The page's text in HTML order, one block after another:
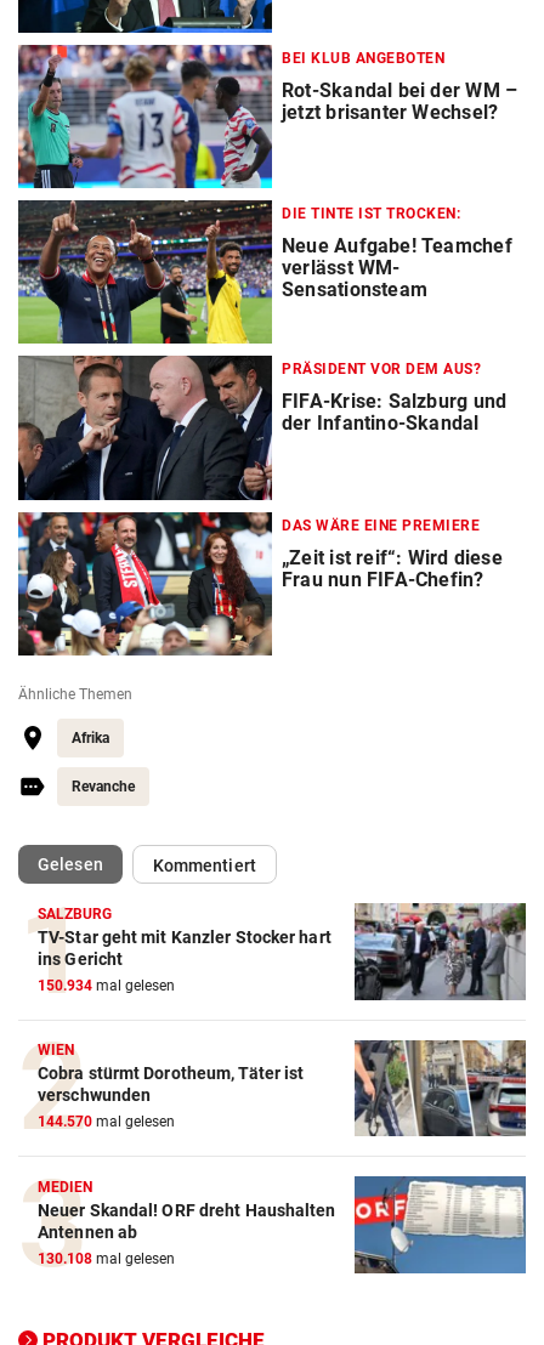
BEI KLUB ANGEBOTEN
Rot-Skandal bei der WM –
jetzt brisanter Wechsel?
DIE TINTE IST TROCKEN:
Neue Aufgabe! Teamchef
verlässt WM-
Sensationsteam
PRÄSIDENT VOR DEM AUS?
FIFA-Krise: Salzburg und
der Infantino-Skandal
DAS WÄRE EINE PREMIERE
„Zeit ist reif“: Wird diese
Frau nun FIFA-Chefin?
Ähnliche Themen
Afrika
Revanche
Gelesen(ausgewählt)Kommentiert
SALZBURG
TV-Star geht mit Kanzler Stocker hart
ins Gericht
150.934 mal gelesen
WIEN
Cobra stürmt Dorotheum, Täter ist
verschwunden
144.570 mal gelesen
MEDIEN
Neuer Skandal! ORF dreht Haushalten
Antennen ab
130.108 mal gelesen
Action-Cam Vergleich
ZUM VERGLEICH
Crosstrainer Vergleich
ZUM VERGLEICH